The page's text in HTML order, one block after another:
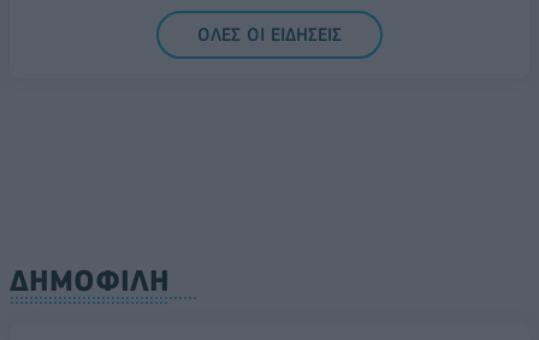
Υπ. Μεταφορών: Οριστική λύση στο ζήτημα των
πινακίδων κυκλοφορίας - Τέλος στις χρονοβόρες
ΟΛΕΣ ΟΙ ΕΙΔΗΣΕΙΣ
ΔΗΜΟΦΙΛΗ